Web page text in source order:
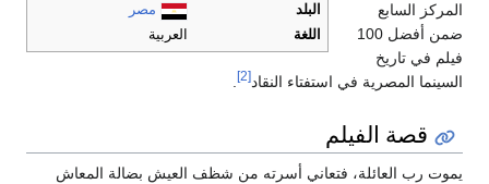
البلد
مصر
اللغة
العربية
المركز السابع
ضمن أفضل 100
فيلم في تاريخ
السينما المصرية في استفتاء النقاد [2]
قصة الفيلم
يموت رب العائلة، فتعاني أسرته من شظف العيش بضالة المعاش